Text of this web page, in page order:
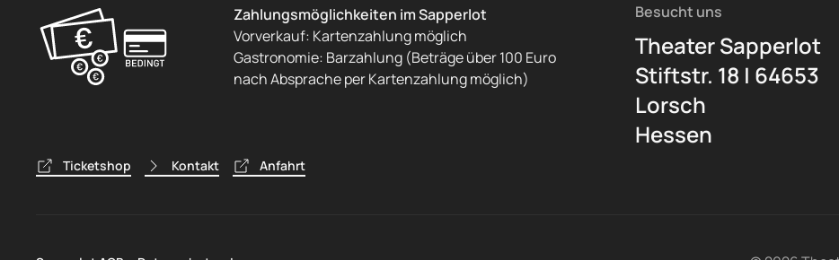
Zahlungsmöglichkeiten im Sapperlot
Vorverkauf: Kartenzahlung möglich
Gastronomie: Barzahlung (Beträge über 100 Euro
nach Absprache per Kartenzahlung möglich)
Ticketshop Kontakt Anfahrt
Besucht uns
Theater Sapperlot
Stiftstr. 18 | 64653
Lorsch
Hessen